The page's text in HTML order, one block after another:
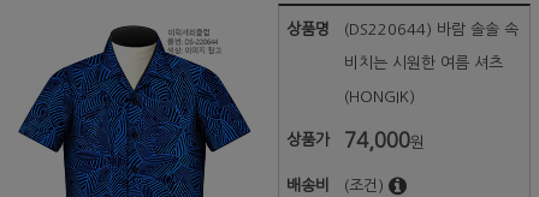
상품명 (DS220644) 바람 솔솔 속
비치는 시원한 여름 셔츠
(HONGIK)
상품가 74,000원
배송비 (조건)